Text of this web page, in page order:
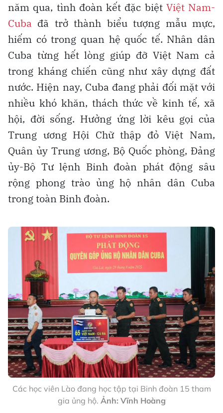
năm qua, tình đoàn kết đặc biệt Việt Nam-
Cuba đã trở thành biểu tượng mẫu mực,
hiếm có trong quan hệ quốc tế. Nhân dân
Cuba từng hết lòng giúp đỡ Việt Nam cả
trong kháng chiến cũng như xây dựng đất
nước. Hiện nay, Cuba đang phải đối mặt với
nhiều khó khăn, thách thức về kinh tế, xã
hội, đời sống. Hưởng ứng lời kêu gọi của
Trung ương Hội Chữ thập đỏ Việt Nam,
Quân ủy Trung ương, Bộ Quốc phòng, Đảng
ủy-Bộ Tư lệnh Binh đoàn phát động sâu
rộng phong trào ủng hộ nhân dân Cuba
trong toàn Binh đoàn.
Các học viên Lào đang học tập tại Binh đoàn 15 tham
gia ủng hộ. Ảnh: Vĩnh Hoàng